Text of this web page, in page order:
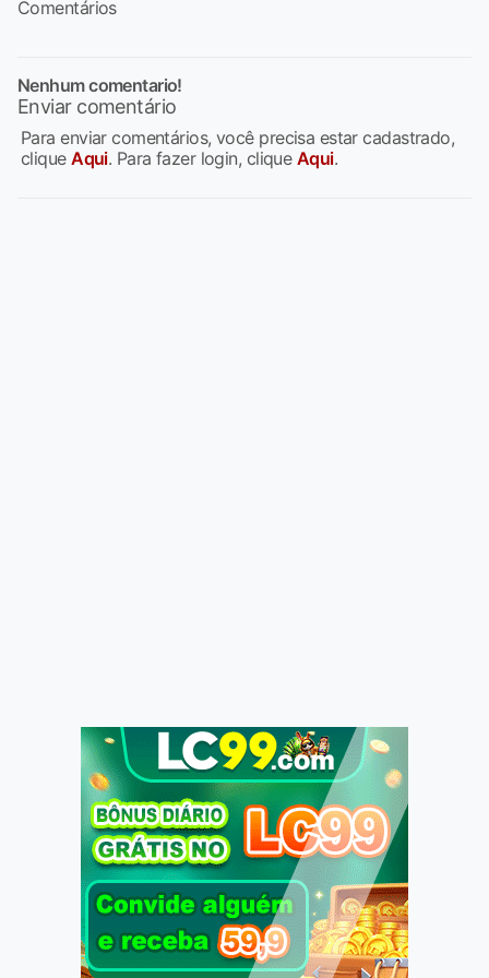
Comentários
Nenhum comentario!
Enviar comentário
Para enviar comentários, você precisa estar cadastrado,
cliqueAqui. Para fazer login, clique Aqui.